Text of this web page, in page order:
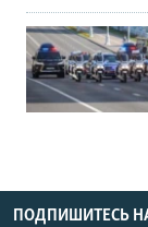
ПОДПИШИТЕСЬ